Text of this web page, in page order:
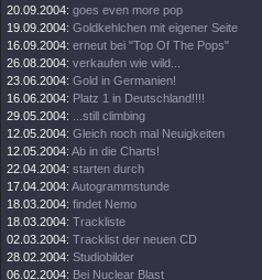
20.09.2004: goes even more pop
19.09.2004: Goldkehlchen mit eigener Seite
16.09.2004: erneut bei "Top Of The Pops"
26.08.2004: verkaufen wie wild...
23.06.2004: Gold in Germanien!
16.06.2004: Platz 1 in Deutschland!!!!
29.05.2004:
...still climbing
12.05.2004: Gleich noch mal Neuigkeiten
12.05.2004: Ab in die Charts!
22.04.2004: starten durch
17.04.2004: Autogrammstunde
18.03.2004: findet Nemo
18.03.2004: Trackliste
02.03.2004: Tracklist der neuen CD
28.02.2004: Studiobilder
06.02.2004: Bei Nuclear Blast